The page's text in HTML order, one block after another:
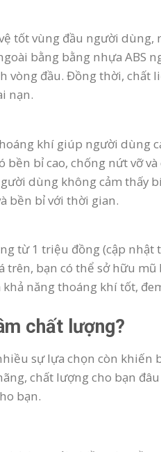
tốt vùng đầu người dùng,
bằng bằng nhựa ABS
vòng đầu. Đồng thời, chất
nạn.
khí giúp người dùng
bỉ cao, chống nứt vỡ và
dùng không cảm thấy
bền bỉ với thời gian.
từ 1 triệu đồng (cập nhật
bạn có thể sở hữu mũ
năng thoáng khí tốt,
chất lượng?
sự lựa chọn còn khiến
chất lượng cho bạn đâu
bạn.